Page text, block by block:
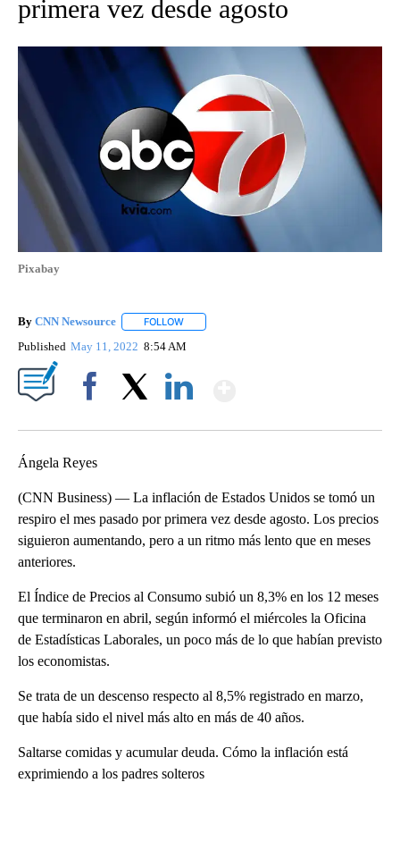
primera vez desde agosto
Pixabay
By CNN Newsource FOLLOW
Published May 11, 2022 8:54 AM
Ángela Reyes
(CNN Business) — La inflación de Estados Unidos se tomó un
respiro el mes pasado por primera vez desde agosto. Los precios
siguieron aumentando, pero a un ritmo más lento que en meses
anteriores.
El Índice de Precios al Consumo subió un 8,3% en los 12 meses
que terminaron en abril, según informó el miércoles la Oficina
de Estadísticas Laborales, un poco más de lo que habían previsto
los economistas.
Se trata de un descenso respecto al 8,5% registrado en marzo,
que había sido el nivel más alto en más de 40 años.
Saltarse comidas y acumular deuda. Cómo la inflación está
exprimiendo a los padres solteros